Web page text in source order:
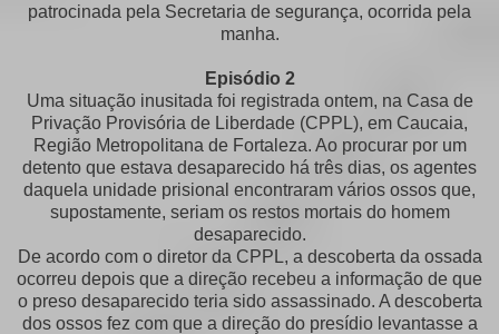
patrocinada pela Secretaria de segurança, ocorrida pela
manha.
Episódio 2
Uma situação inusitada foi registrada ontem, na Casa de
Privação Provisória de Liberdade (CPPL), em Caucaia,
Região Metropolitana de Fortaleza. Ao procurar por um
detento que estava desaparecido há três dias, os agentes
daquela unidade prisional encontraram vários ossos que,
supostamente, seriam os restos mortais do homem
desaparecido.
De acordo com o diretor da CPPL, a descoberta da ossada
ocorreu depois que a direção recebeu a informação de que
o preso desaparecido teria sido assassinado. A descoberta
dos ossos fez com que a direção do presídio levantasse a